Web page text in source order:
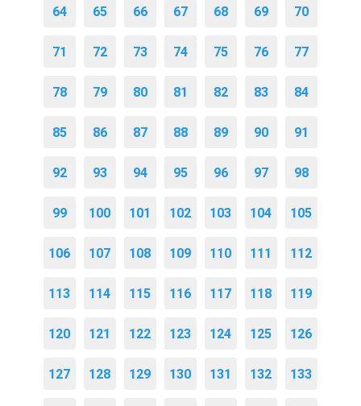
64 65 66 67 68 69 70
71 72 73 74 75 76 77
78 79 80 81 82 83 84
85 86 87 88 89 90 91
92 93 94 95 96 97 98
99 100 101 102 103 104 105
106 107 108 109 110 111 112
113 114 115 116 117 118 119
120 121 122 123 124 125 126
127 128 129 130 131 132 133